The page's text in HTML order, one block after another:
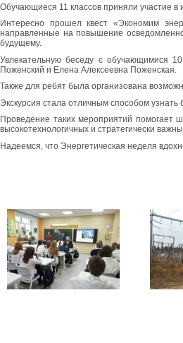
Обучающиеся 11 классов приняли участие в
Интересно прошел квест «Экономим
направленные на повышение
будущему.
Увлекательную беседу с обучающимися
Поженский и Елена Алексеевна Поженская.
Также для ребят была организована
Экскурсия стала отличным способом
Проведение таких мероприятий помогает
высокотехнологичных и стратегически
Надеемся, что Энергетическая неделя